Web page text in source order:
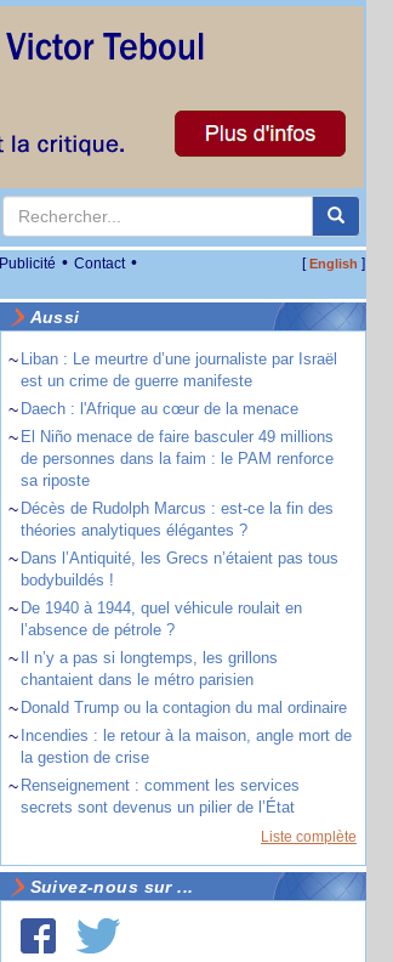
Publicité • Contact • [English ]
Aussi
~ Liban : Le meurtre d’une journaliste par Israël
est un crime de guerre manifeste
~ Daech : l'Afrique au cœur de la menace
~ El Niño menace de faire basculer 49 millions
de personnes dans la faim : le PAM renforce
sa riposte
~ Décès de Rudolph Marcus : est-ce la fin des
théories analytiques élégantes ?
~ Dans l’Antiquité, les Grecs n’étaient pas tous
bodybuildés !
~ De 1940 à 1944, quel véhicule roulait en
l’absence de pétrole ?
~
Il n’y a pas si longtemps, les grillons
chantaient dans le métro parisien
~ Donald Trump ou la contagion du mal ordinaire
~ Incendies : le retour à la maison, angle mort de
la gestion de crise
~ Renseignement : comment les services
secrets sont devenus un pilier de l’État
Liste complète
Suivez-nous sur ...